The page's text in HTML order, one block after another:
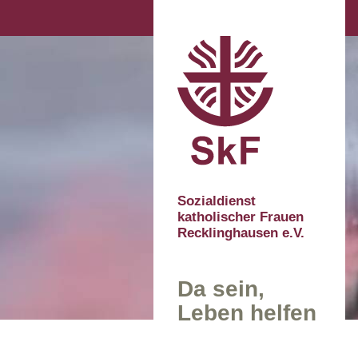
Sozialdienst
katholischer Frauen
Recklinghausen e.V.
Da sein,
Leben helfen